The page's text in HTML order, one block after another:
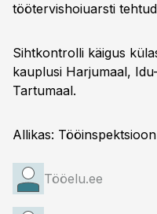
töötervishoiuarsti
Sihtkontrolli käigus
kauplusi Harjumaal,
Tartumaal.
Allikas: Tööinspektsioon
Tööelu.ee